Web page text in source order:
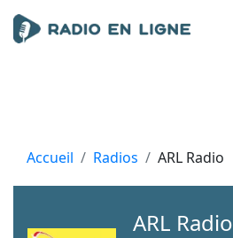
Accueil Radios ARL Radio
ARL Radio